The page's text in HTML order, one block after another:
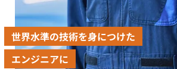
世界水準の技術を身につけた
エンジニアに